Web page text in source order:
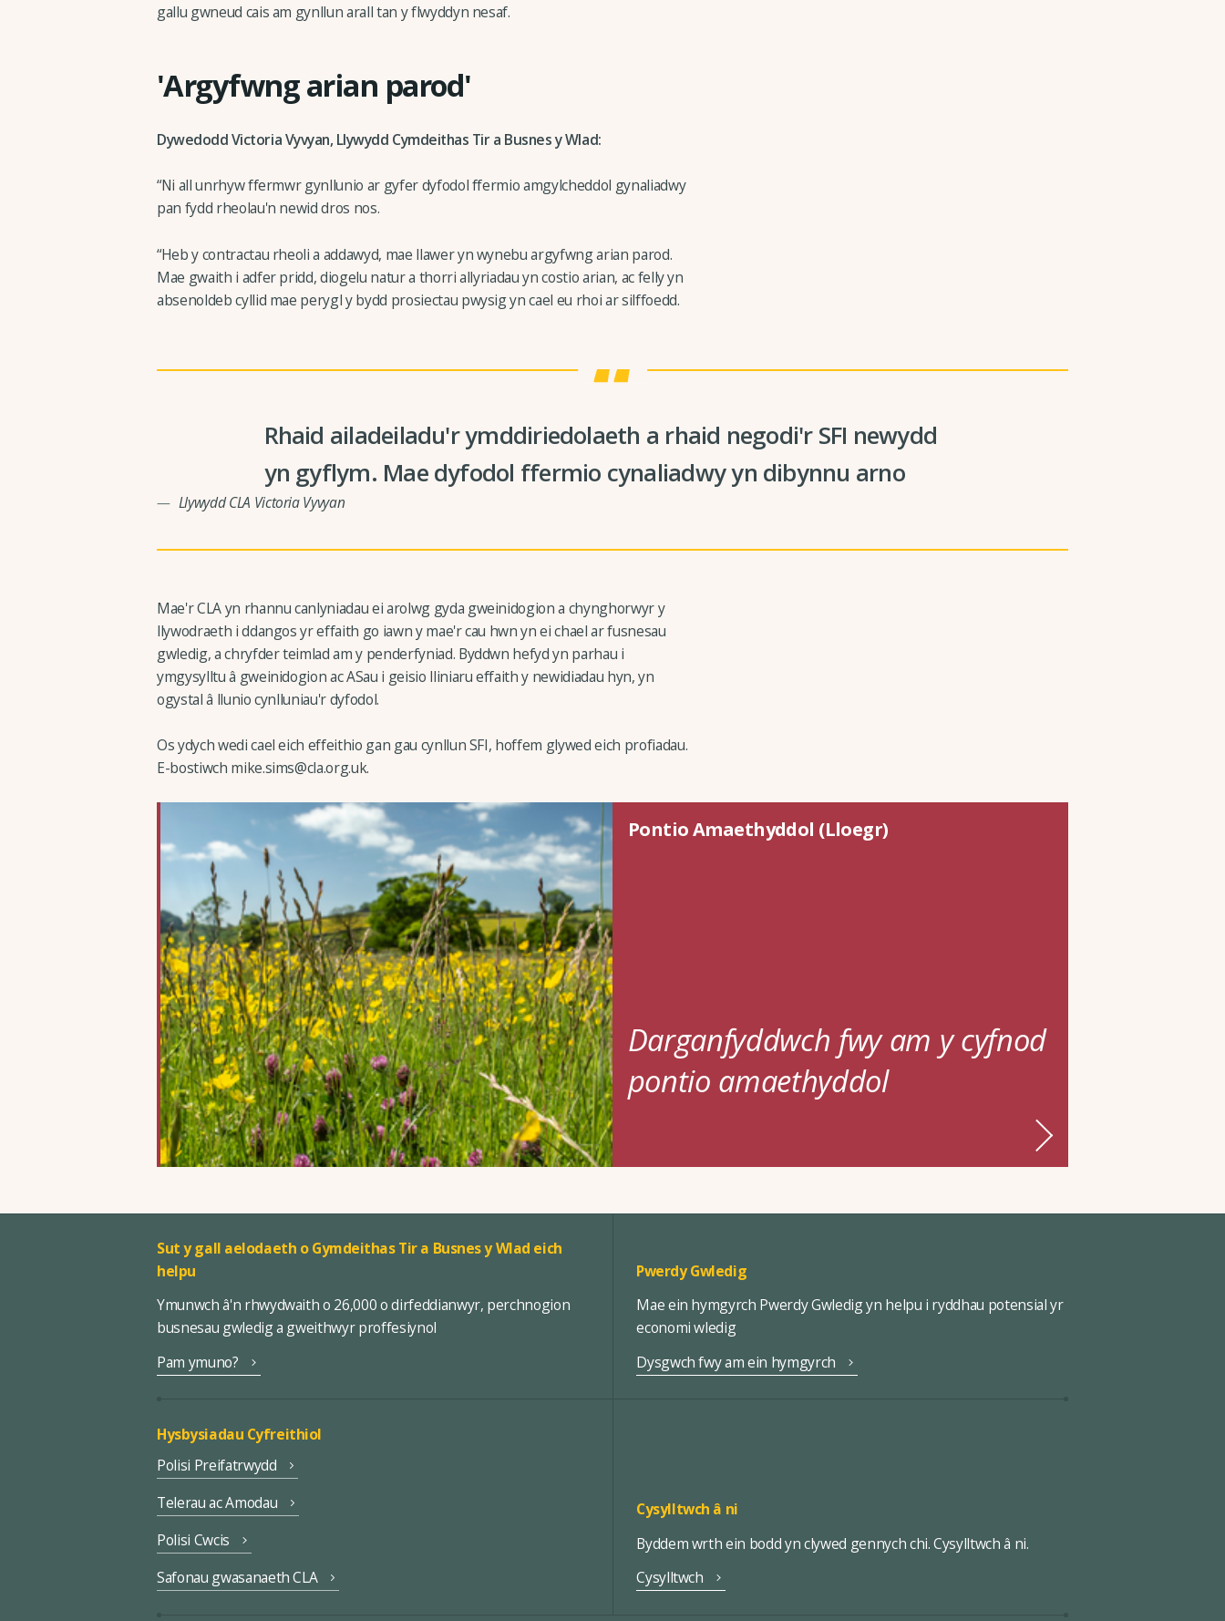
gallu gwneud cais am gynllun arall tan y flwyddyn nesaf.
'Argyfwng arian parod'
Dywedodd Victoria Vyvyan, Llywydd Cymdeithas Tir a Busnes y Wlad:
“Ni all unrhyw ffermwr gynllunio ar gyfer dyfodol ffermio amgylcheddol gynaliadwy
pan fydd rheolau'n newid dros nos.
“Heb y contractau rheoli a addawyd, mae llawer yn wynebu argyfwng arian parod.
Mae gwaith i adfer pridd, diogelu natur a thorri allyriadau yn costio arian, ac felly yn
absenoldeb cyllid mae perygl y bydd prosiectau pwysig yn cael eu rhoi ar silffoedd.
Rhaid ailadeiladu'r ymddiriedolaeth a rhaid negodi'r SFI newydd
yn gyflym. Mae dyfodol ffermio cynaliadwy yn dibynnu arno
Llywydd CLA Victoria Vyvyan
Mae'r CLA yn rhannu canlyniadau ei arolwg gyda gweinidogion a chynghorwyr y
llywodraeth i ddangos yr effaith go iawn y mae'r cau hwn yn ei chael ar fusnesau
gwledig, a chryfder teimlad am y penderfyniad. Byddwn hefyd yn parhau i
ymgysylltu â gweinidogion ac ASau i geisio lliniaru effaith y newidiadau hyn, yn
ogystal â llunio cynlluniau'r dyfodol.
Os ydych wedi cael eich effeithio gan gau cynllun SFI, hoffem glywed eich profiadau.
E-bostiwch mike.sims@cla.org.uk.
Pontio Amaethyddol (Lloegr)
Darganfyddwch fwy am y cyfnod
pontio amaethyddol
Sut y gall aelodaeth o Gymdeithas Tir a Busnes y Wlad eich
helpu
Ymunwch â'n rhwydwaith o 26,000 o dirfeddianwyr, perchnogion
busnesau gwledig a gweithwyr proffesiynol
Pam ymuno?
Pwerdy Gwledig
Mae ein hymgyrch Pwerdy Gwledig yn helpu i ryddhau potensial yr
economi wledig
Dysgwch fwy am ein hymgyrch
Hysbysiadau Cyfreithiol
Polisi Preifatrwydd
Telerau ac Amodau
Polisi Cwcis
Safonau gwasanaeth CLA
Cysylltwch â ni
Byddem wrth ein bodd yn clywed gennych chi. Cysylltwch â ni.
Cysylltwch